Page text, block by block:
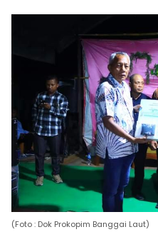
(Foto : Dok Prokopim Banggai Laut)